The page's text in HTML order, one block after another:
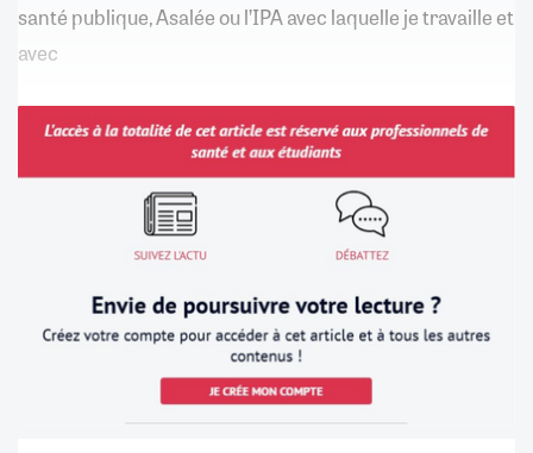
santé publique, Asalée ou l’IPA avec laquelle je travaille et
avec